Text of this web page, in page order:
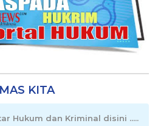
KITA
Hukum dan Kriminal disini .....